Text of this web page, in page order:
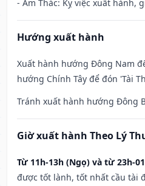
- Âm Thác: Kỵ việc xuất hành,
Hướng xuất hành
Xuất hành hướng Đông Nam
hướng Chính Tây để đón 'Tài
Tránh xuất hành hướng Đông
Giờ xuất hành Theo Lý
Từ 11h-13h (Ngọ) và từ 23h-
được tốt lành, tốt nhất cầu tài